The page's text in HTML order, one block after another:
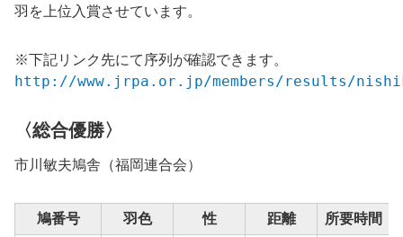
羽を上位入賞させています。
※下記リンク先にて序列が確認できます。
http://www.jrpa.or.jp/members/results/
〈総合優勝〉
市川敏夫鳩舎（福岡連合会）
鳩番号 羽色 性 距離 所要時間